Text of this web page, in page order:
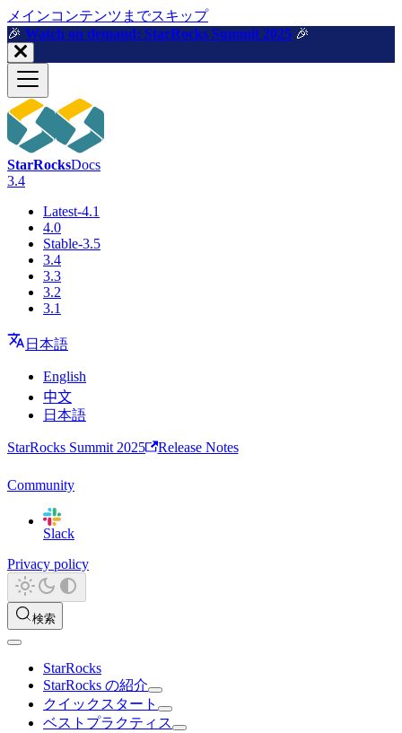
メインコンテンツまでスキップ
🎉️ Watch on demand: StarRocks Summit 2025 🎉️
StarRocksDocs
3.4
Latest-4.1
4.0
Stable-3.5
3.4
3.3
3.2
3.1
日本語
English
中文
日本語
StarRocks Summit 2025 Release Notes
Community
Slack
Privacy policy
検索
StarRocks
StarRocks の紹介
クイックスタート
ベストプラクティス